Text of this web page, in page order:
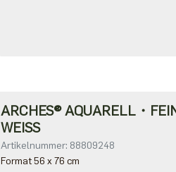
ARCHES® AQUARELL・
WEISS
Artikelnummer: 88809248
Format 56 x 76 cm